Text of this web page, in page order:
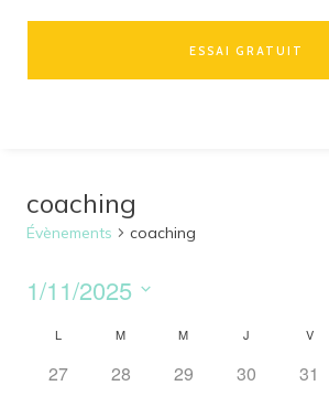
ESSAI GRATUIT
coaching
Évènements coaching
1/11/2025
date.
Calendrier
de
L M M J V
0
27
0
28
0
29
0
30
0
31